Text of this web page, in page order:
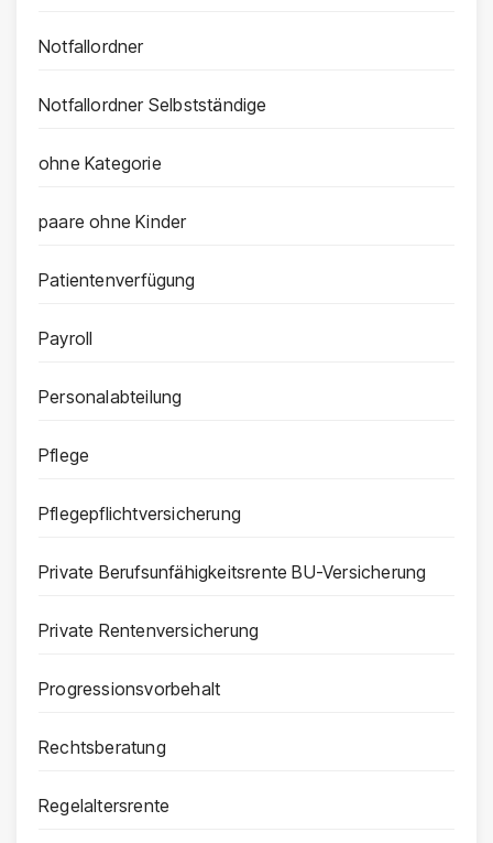
Notfallordner
Notfallordner Selbstständige
ohne Kategorie
paare ohne Kinder
Patientenverfügung
Payroll
Personalabteilung
Pflege
Pflegepflichtversicherung
Private Berufsunfähigkeitsrente BU-Versicherung
Private Rentenversicherung
Progressionsvorbehalt
Rechtsberatung
Regelaltersrente